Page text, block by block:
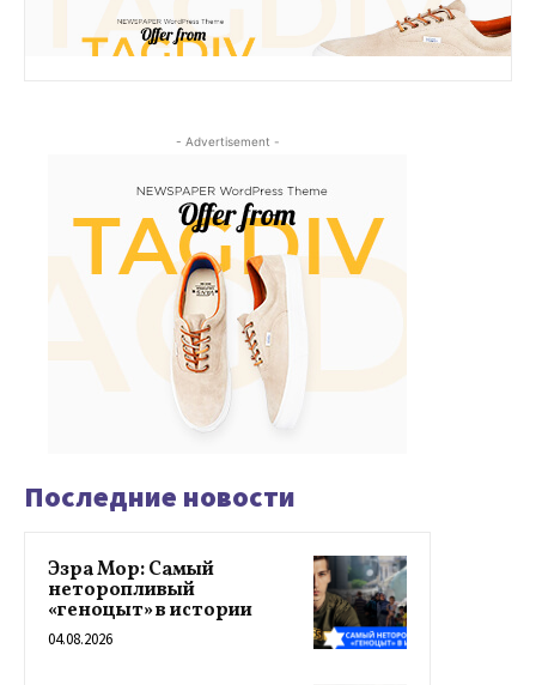
- Advertisement -
Последние новости
Эзра Мор: Самый
неторопливый
«геноцыт» в истории
04.08.2026